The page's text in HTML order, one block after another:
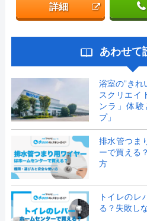
詳細
あわせて
浴室の”き
スクリエイ
ンラ」体
プ」
排水管つま
ーで買える
方
トイレのレ
る？失敗し